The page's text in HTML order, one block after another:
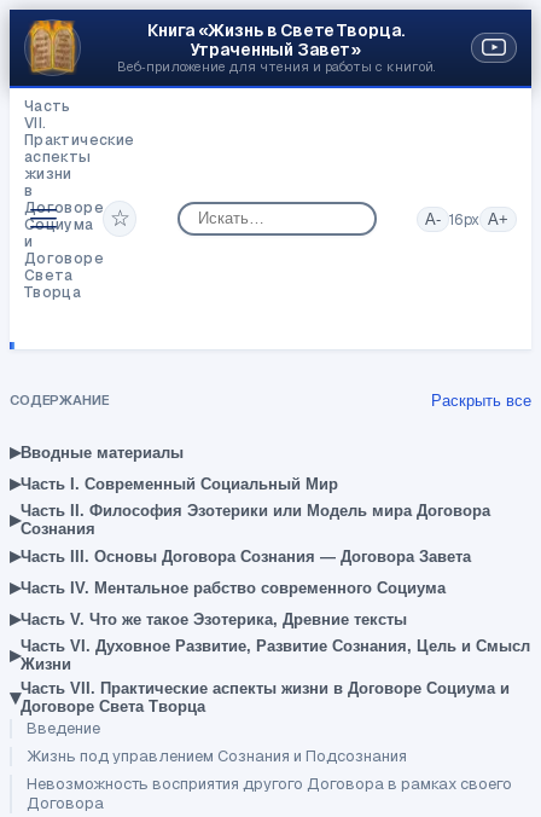
Книга «Жизнь в Свете Творца.
Утраченный Завет»
Веб‑приложение для чтения и работы с книгой.
Часть
VII.
Практические
аспекты
жизни
в
Договоре
Социума
и
Договоре
Света
Творца
—
☆ A- 16px A+
СОДЕРЖАНИЕ Раскрыть все
▸Вводные материалы
▸Часть I. Современный Социальный Мир
▸Часть II. Философия Эзотерики или Модель мира Договора
Сознания
▸Часть III. Основы Договора Сознания — Договора Завета
▸Часть IV. Ментальное рабство современного Социума
▸Часть V. Что же такое Эзотерика, Древние тексты
▸Часть VI. Духовное Развитие, Развитие Сознания, Цель и Смысл
Жизни
▾Часть VII. Практические аспекты жизни в Договоре Социума и
Договоре Света Творца
Введение
Жизнь под управлением Сознания и Подсознания
Невозможность восприятия другого Договора в рамках своего
Договора